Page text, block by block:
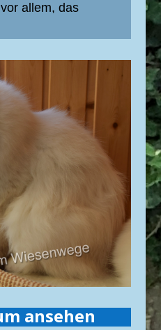
allem, das
ansehen